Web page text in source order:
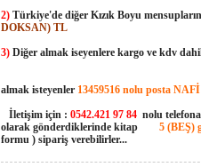
2) Türkiye'de diğer Kızık Boyu
DOKSAN) TL
3) Diğer almak iseyenlere kargo ve kdv
almak isteyenler 13459516 nolu posta
İletişim için : 0542.421 97 84 nolu
olarak gönderdiklerinde kitap
5 (BEŞ)
formu ) sipariş verebilirler...